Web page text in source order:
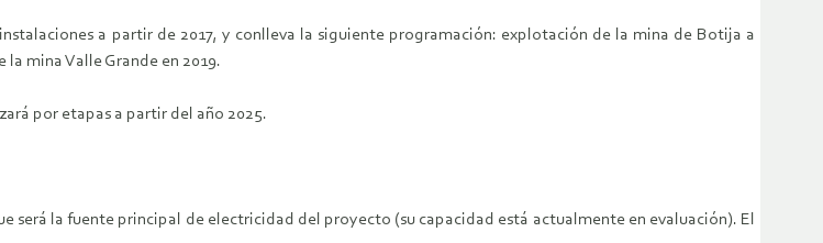
a partir de 2017, y conlleva la siguiente programación: explotación de la mina de Botija a
mina Valle Grande en 2019.
por etapas a partir del año 2025.
la fuente principal de electricidad del proyecto (su capacidad está actualmente en evaluación). El